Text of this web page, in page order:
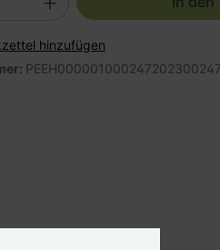
hinzufügen
PEEH000001000247202300247